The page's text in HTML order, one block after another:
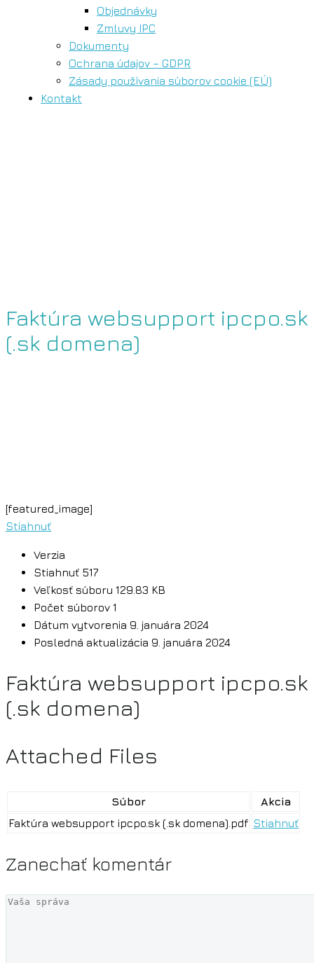
Objednávky
Zmluvy IPC
Dokumenty
Ochrana údajov – GDPR
Zásady používania súborov cookie (EÚ)
Kontakt
Faktúra websupport ipcpo.sk
(.sk domena)
[featured_image]
Stiahnuť
Verzia
Stiahnuť 517
Veľkosť súboru 129.83 KB
Počet súborov 1
Dátum vytvorenia 9. januára 2024
Posledná aktualizácia 9. januára 2024
Faktúra websupport ipcpo.sk
(.sk domena)
Attached Files
Súbor
Akcia
Faktúra websupport ipcpo.sk (.sk domena).pdf Stiahnuť
Zanechať komentár